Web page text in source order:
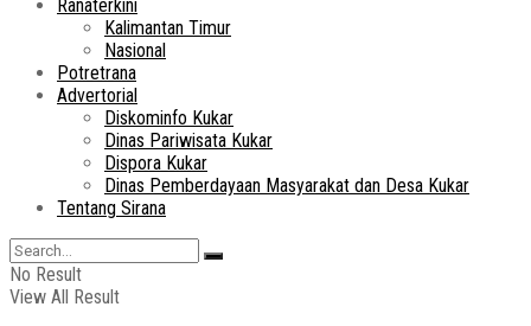
Ranaterkini
Kalimantan Timur
Nasional
Potretrana
Advertorial
Diskominfo Kukar
Dinas Pariwisata Kukar
Dispora Kukar
Dinas Pemberdayaan Masyarakat dan Desa Kukar
Tentang Sirana
No Result
View All Result